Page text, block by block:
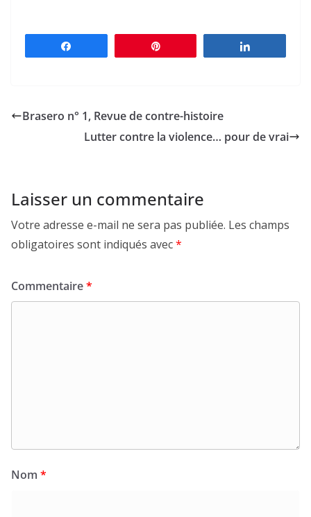
Brasero n° 1, Revue de contre-histoire
Lutter contre la violence… pour de vrai
Laisser un commentaire
Votre adresse e-mail ne sera pas publiée. Les champs
obligatoires sont indiqués avec*
Commentaire*
Nom *